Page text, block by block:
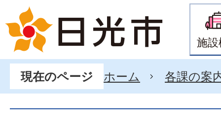
施
現在のページ ホーム 各課の案